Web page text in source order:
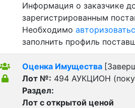
Информация о заказчике
зарегистрированным
Необходимо
заполнить профиль
Оценка Имущества
Лот №: 494 АУКЦИОН
Раздел:
Лот с открытой ценой